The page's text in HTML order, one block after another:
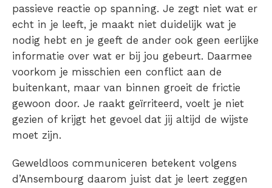
passieve reactie op spanning. Je zegt niet wat er
echt in je leeft, je maakt niet duidelijk wat je
nodig hebt en je geeft de ander ook geen eerlijke
informatie over wat er bij jou gebeurt. Daarmee
voorkom je misschien een conflict aan de
buitenkant, maar van binnen groeit de frictie
gewoon door. Je raakt geïrriteerd, voelt je niet
gezien of krijgt het gevoel dat jij altijd de wijste
moet zijn.
Geweldloos communiceren betekent volgens
d’Ansembourg daarom juist dat je leert zeggen